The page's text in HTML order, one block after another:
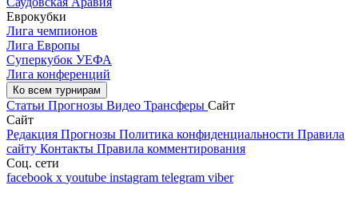
Еврокубки
Лига чемпионов
Лига Европы
Суперкубок УЕФА
Лига конференций
Ко всем турнирам
Статьи Прогнозы Видео Трансферы Сайт
Сайт
Редакция Прогнозы Политика конфиденциальности Правила
сайту Контакты Правила комментирования
Соц. сети
facebook x youtube instagram telegram viber